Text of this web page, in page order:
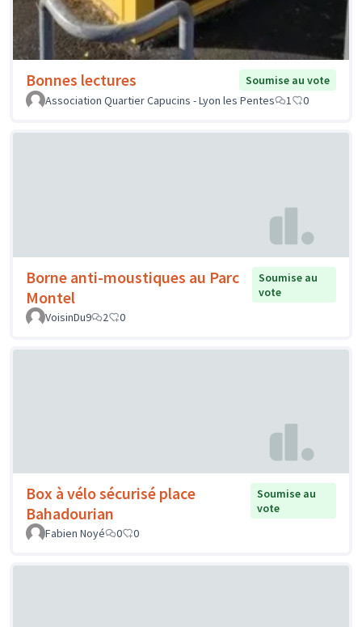
Bonnes lectures
Soumise au vote
Association Quartier Capucins - Lyon les Pentes
1 0
Borne anti-moustiques au Parc
Montel
Soumise au
vote
VoisinDu9
2 0
Box à vélo sécurisé place
Bahadourian
Soumise au
vote
Fabien Noyé
0 0